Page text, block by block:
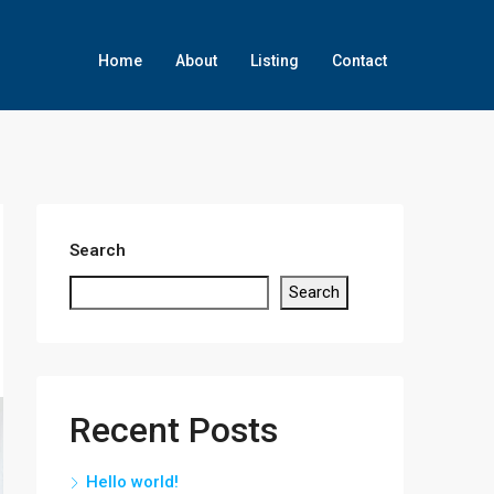
Home About Listing Contact
Search
Search
Recent Posts
Hello world!